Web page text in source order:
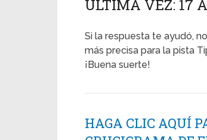
ÚLTIMA VEZ: 17
Si la respuesta te ayudó,
más precisa para la pista
¡Buena suerte!
HAGA CLIC AQUÍ